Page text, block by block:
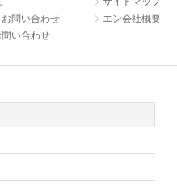
問い合わせ
い合わせ
エン会社概要